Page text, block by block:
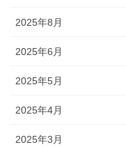
2025年8月
2025年6月
2025年5月
2025年4月
2025年3月